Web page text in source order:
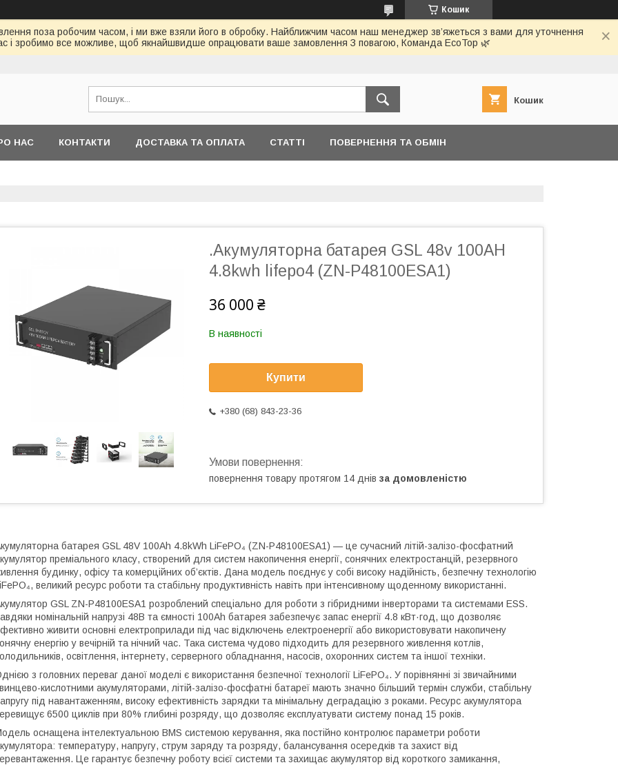
Кошик
поза робочим часом, і ми вже взяли його в обробку. Найближчим часом наш менеджер зв’яжеться з вами для уточнення
і зробимо все можливе, щоб якнайшвидше опрацювати ваше замовлення З повагою, Команда EcoTop 🌿
Кошик
НАС КОНТАКТИ ДОСТАВКА ТА ОПЛАТА СТАТТІ ПОВЕРНЕННЯ ТА ОБМІН
.Акумуляторна батарея GSL 48v 100AH
4.8kwh lifepo4 (ZN-P48100ESA1)
36 000 ₴
В наявності
Купити
+380 (68) 843-23-36
повернення товару протягом 14 днів за домовленістю
батарея GSL 48V 100Ah 4.8kWh LiFePO₄ (ZN-P48100ESA1) — це сучасний літій-залізо-фосфатний
преміального класу, створений для систем накопичення енергії, сонячних електростанцій, резервного
будинку, офісу та комерційних об’єктів. Дана модель поєднує у собі високу надійність, безпечну технологію
великий ресурс роботи та стабільну продуктивність навіть при інтенсивному щоденному використанні.
GSL ZN-P48100ESA1 розроблений спеціально для роботи з гібридними інверторами та системами ESS.
номінальній напрузі 48В та ємності 100Ah батарея забезпечує запас енергії 4.8 кВт·год, що дозволяє
живити основні електроприлади під час відключень електроенергії або використовувати накопичену
енергію у вечірній та нічний час. Така система чудово підходить для резервного живлення котлів,
освітлення, інтернету, серверного обладнання, насосів, охоронних систем та іншої техніки.
з головних переваг даної моделі є використання безпечної технології LiFePO₄. У порівнянні зі звичайними
кислотними акумуляторами, літій-залізо-фосфатні батареї мають значно більший термін служби, стабільну
під навантаженням, високу ефективність зарядки та мінімальну деградацію з роками. Ресурс акумулятора
6500 циклів при 80% глибині розряду, що дозволяє експлуатувати систему понад 15 років.
оснащена інтелектуальною BMS системою керування, яка постійно контролює параметри роботи
температуру, напругу, струм заряду та розряду, балансування осередків та захист від
Це гарантує безпечну роботу всієї системи та захищає акумулятор від короткого замикання,